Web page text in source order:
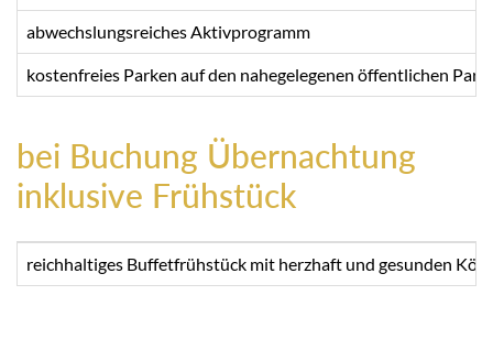
abwechslungsreiches Aktivprogramm
kostenfreies Parken auf den nahegelegenen öffentlichen
bei Buchung Übernachtung
inklusive Frühstück
reichhaltiges Buffetfrühstück mit herzhaft und gesunden